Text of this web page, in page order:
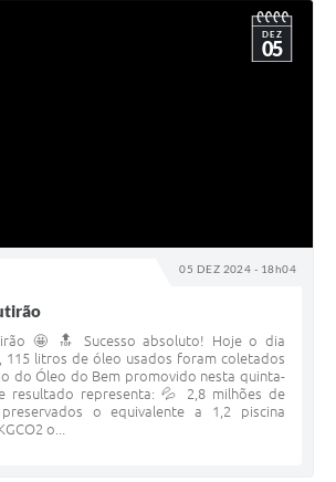
05 DEZ 2024 - 18h04
DEZ
05
🤩 🔝 Sucesso absoluto! Hoje o dia
115 litros de óleo usados foram coletados
do Óleo do Bem promovido nesta quinta-
resultado representa: 💦 2,8 milhões de
o equivalente a 1,2 piscina
o...